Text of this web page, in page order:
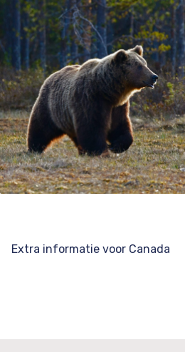
Extra informatie voor Canada